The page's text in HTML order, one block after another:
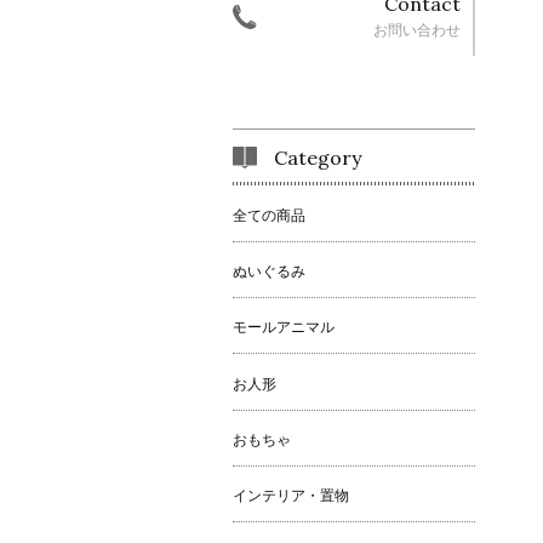
お問い合わせ
Category
全ての商品
ぬいぐるみ
モールアニマル
お人形
おもちゃ
インテリア・置物